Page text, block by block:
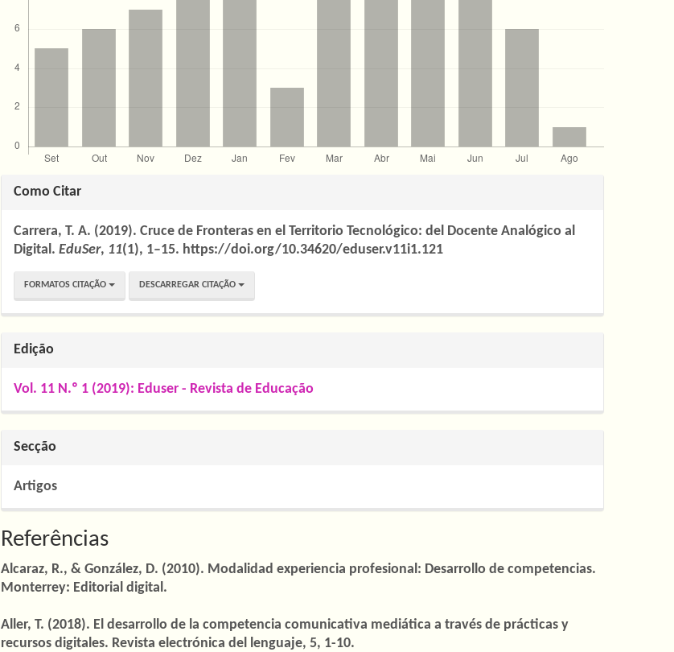
Detalhes
artigo
Como Citar
Carrera, T. A. (2019). Cruce de Fronteras en el Territorio Tecnológico: del Docente Analógico al
Digital. EduSer, 11(1), 1–15. https://doi.org/10.34620/eduser.v11i1.121
FORMATOS CITAÇÃO DESCARREGAR CITAÇÃO
Edição
Vol. 11 N.º 1 (2019): Eduser - Revista de Educação
Secção
Artigos
Referências
Alcaraz, R., & González, D. (2010). Modalidad experiencia profesional: Desarrollo de competencias.
Monterrey: Editorial digital.
Aller, T. (2018). El desarrollo de la competencia comunicativa mediática a través de prácticas y
recursos digitales. Revista electrónica del lenguaje, 5, 1-10.